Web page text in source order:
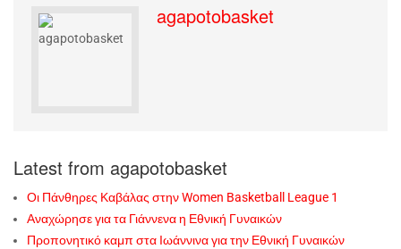
agapotobasket
Latest from agapotobasket
Οι Πάνθηρες Καβάλας στην Women Basketball League 1
Αναχώρησε για τα Γιάννενα η Εθνική Γυναικών
Προπονητικό καμπ στα Ιωάννινα για την Εθνική Γυναικών